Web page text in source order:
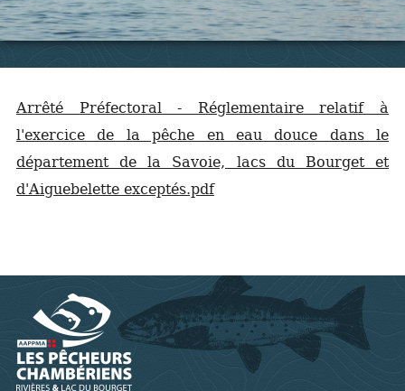
Arrêté Préfectoral - Réglementaire relatif à
l'exercice de la pêche en eau douce dans le
département de la Savoie, lacs du Bourget et
d'Aiguebelette exceptés.pdf